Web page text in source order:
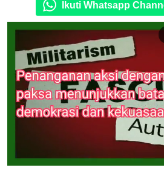
Ikuti Whatsapp